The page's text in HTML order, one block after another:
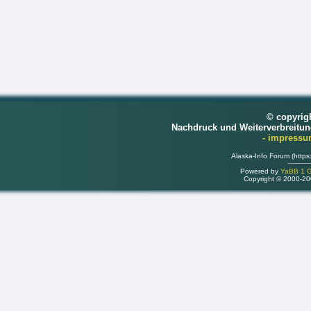
©
Nachdruck und
-
Alaska-Info Forum
Powered by YaBB 1
Copyright © 2000-